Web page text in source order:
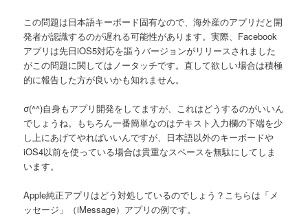
この問題は日本語キーボード固有なので、海外産のアプリだと開
発者が認識するのが遅れる可能性があります。実際、Facebook
アプリは先日iOS5対応を謳うバージョンがリリースされました
がこの問題に関してはノータッチです。直して欲しい場合は積極
的に報告した方が良いかも知れません。
σ(^^)自身もアプリ開発をしてますが、これはどうするのがいいん
でしょうね。もちろん一番簡単なのはテキスト入力欄の下端を少
し上にあげてやればいいんですが、日本語以外のキーボードや
iOS4以前を使っている場合は貴重なスペースを無駄にしてしま
います。
Apple純正アプリはどう対処しているのでしょう？こちらは「メ
ッセージ」（iMessage）アプリの例です。